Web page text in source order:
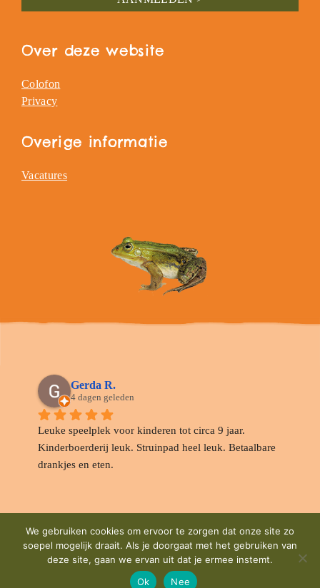
Over deze website
Colofon
Privacy
Overige informatie
Vacatures
Gerda R.
4 dagen geleden
Leuke speelplek voor kinderen tot circa 9 jaar.
Kinderboerderij leuk. Struinpad heel leuk. Betaalbare
drankjes en eten.
Margreet Van der H.
8 dagen geleden
Anderen meenden de picknicktafels te moeten
We gebruiken cookies om ervoor te zorgen dat onze site zo
soepel mogelijk draait. Als je doorgaat met het gebruiken van
deze site, gaan we ervan uit dat je ermee instemt.
Ok
Nee